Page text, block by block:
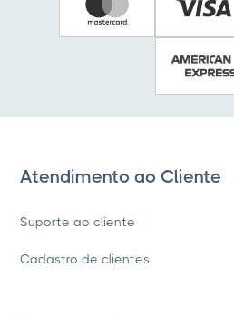
Atendimento ao Cliente
Suporte ao cliente
Cadastro de clientes